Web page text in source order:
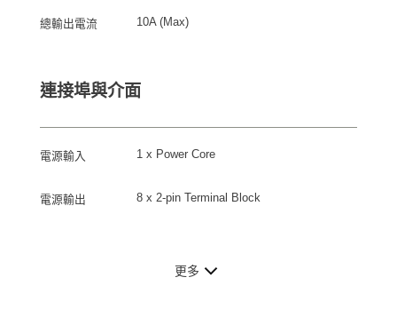
總輸出電流 10A (Max)
連接埠與介面
電源輸入 1 x Power Core
電源輸出 8 x 2-pin Terminal Block
更多